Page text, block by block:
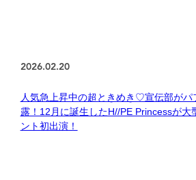
2026.02.20
人気急上昇中の超ときめき♡宣伝部がパ
露！12月に誕生したH//PE Princessが大
ント初出演！